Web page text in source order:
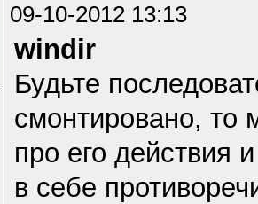
09-10-2012 13:13
windir
Будьте
смонтировано, то
про его действия
в себе